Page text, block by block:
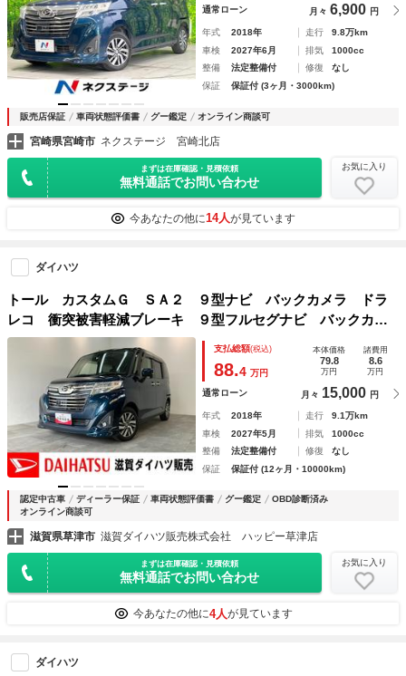
通常ローン 月々 6,900 円
年式 2018年 走行
9.8万km
車検
2027年6月 排気
1000cc
整備
法定整備付 修復
なし
保証
保証付 (3ヶ月・3000km)
販売店保証 車両状態評価書 グー鑑定 オンライン商談可
宮崎県宮崎市 ネクステージ 宮崎北店
まずは在庫確認・見積依頼
無料通話でお問い合わせ
お気に入り
今あなたの他に14人が見ています
ダイハツ
トール カスタムＧ ＳＡ２ ９型ナビ バックカメラ ドラ
レコ 衝突被害軽減ブレーキ ９型フルセグナビ バックカメ
ラ ＤＶＤ Ｂｌｕｅｔｏｏｔｈ ＵＳＢ ドラレコ ＥＴ
Ｃ ＴＶコントロール 両側電動スライドドア ＬＥＤ オー
トライト クルーズコントロール
支払総額(税込)
88.4 万円
本体価格
79.8
万円
諸費用
8.6
万円
通常ローン 月々 15,000 円
年式 2018年 走行
9.1万km
車検
2027年5月 排気
1000cc
整備
法定整備付 修復
なし
保証
保証付 (12ヶ月・10000km)
認定中古車 ディーラー保証 車両状態評価書 グー鑑定
OBD診断済み
オンライン商談可
滋賀県草津市 滋賀ダイハツ販売株式会社 ハッピー草津店
まずは在庫確認・見積依頼
無料通話でお問い合わせ
お気に入り
今あなたの他に4人が見ています
ダイハツ